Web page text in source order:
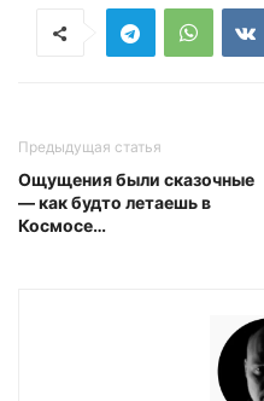
Предыдущая статья
Ощущения были сказочные
— как будто летаешь в
Космосе…